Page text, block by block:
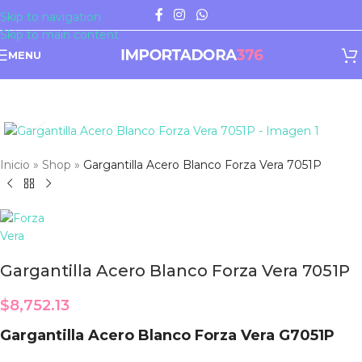
Skip to navigation
Skip to main content
MENU
Inicio » Shop » Gargantilla Acero Blanco Forza Vera 7051P
Gargantilla Acero Blanco Forza Vera 7051P
$8,752.13
Gargantilla Acero Blanco Forza Vera G7051P